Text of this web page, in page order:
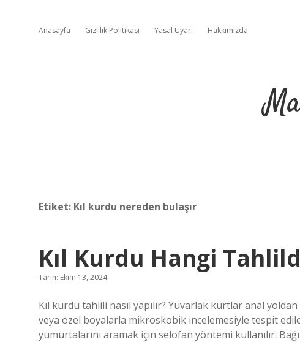
Anasayfa Gizlilik Politikası Yasal Uyarı Hakkımızda
Etiket: Kıl kurdu nereden bulaşır
Kıl Kurdu Hangi
Tarih: Ekim 13, 2024
Kıl kurdu tahlili nasıl yapılır? Yuvarlak kurtlar anal
veya özel boyalarla mikroskobik incelemesiyle tespit
yumurtalarını aramak için selofan yöntemi kullanılır.